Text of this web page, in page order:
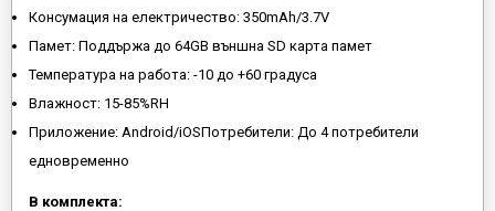
Консумация на електричество: 350mAh/3.7V
Памет: Поддържа до 64GB външна SD карта памет
Температура на работа: -10 до +60 градуса
Влажност: 15-85%RH
Приложение: Android/iOSПотребители: До 4 потребители
едновременно
В комплекта: